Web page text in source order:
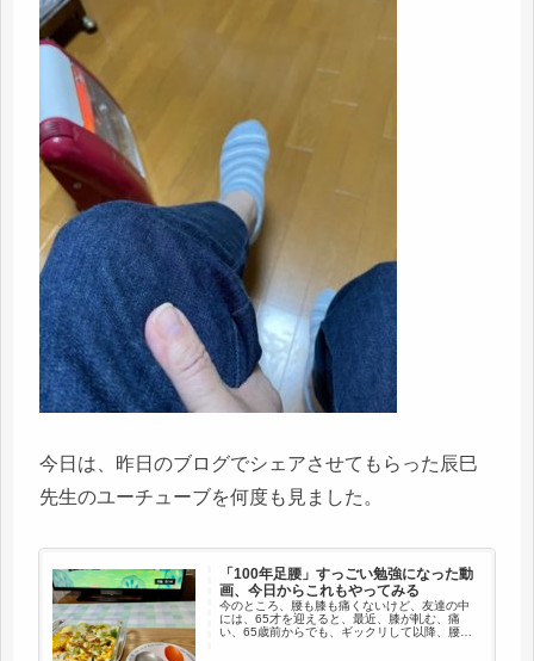
今日は、昨日のブログでシェアさせてもらった辰巳
先生のユーチューブを何度も見ました。
「100年足腰」すっごい勉強になった動
画、今日からこれもやってみる
今のところ、腰も膝も痛くないけど、友達の中
には、65才を迎えると、最近、膝が軋む、痛
い、65歳前からでも、ギックリして以降、腰が